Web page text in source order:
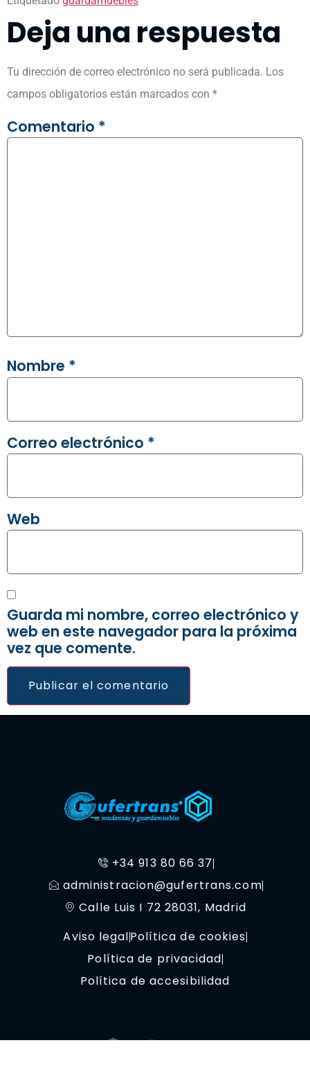
Deja una respuesta
Tu dirección de correo electrónico no será publicada. Los
campos obligatorios están marcados con *
Comentario *
Nombre *
Correo electrónico *
Web
Guarda mi nombre, correo electrónico y
web en este navegador para la próxima
vez que comente.
+34 913 80 66 37
administracion@gufertrans.com
Calle Luis I 72 28031, Madrid
Aviso legalPolítica de cookies
Política de privacidad
Política de accesibilidad